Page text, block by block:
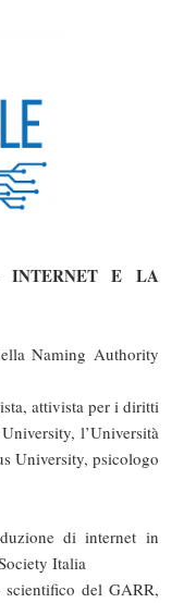
INTERNET E LA
Naming Authority
attivista per i diritti
l’Università
University, psicologo
di internet in
Italia
del GARR,